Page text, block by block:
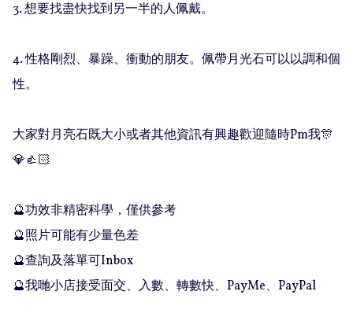
3. 想要找盡快找到另一半的人佩戴。
4. 性格剛烈、暴躁、衝動的朋友。佩帶月光石可以以調和個
性。
大家對月亮石既大小或者其他資訊有興趣歡迎隨時Pm我🎊
💎👍🏻
🔮功效非精密科學，僅供參考
🔮照片可能有少量色差
🔮查詢及落單可Inbox
🔮我哋小店接受面交、入數、轉數快、PayMe、PayPal